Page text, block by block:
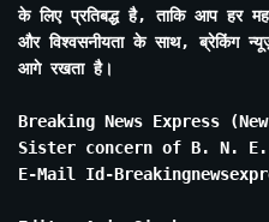
के लिए प्रतिबद्ध है, ताकि आप हर
और विश्वसनीयता के साथ, ब्रेकिंग
आगे रखता है।
Breaking News Express
Sister concern of B. N.
E-Mail Id-